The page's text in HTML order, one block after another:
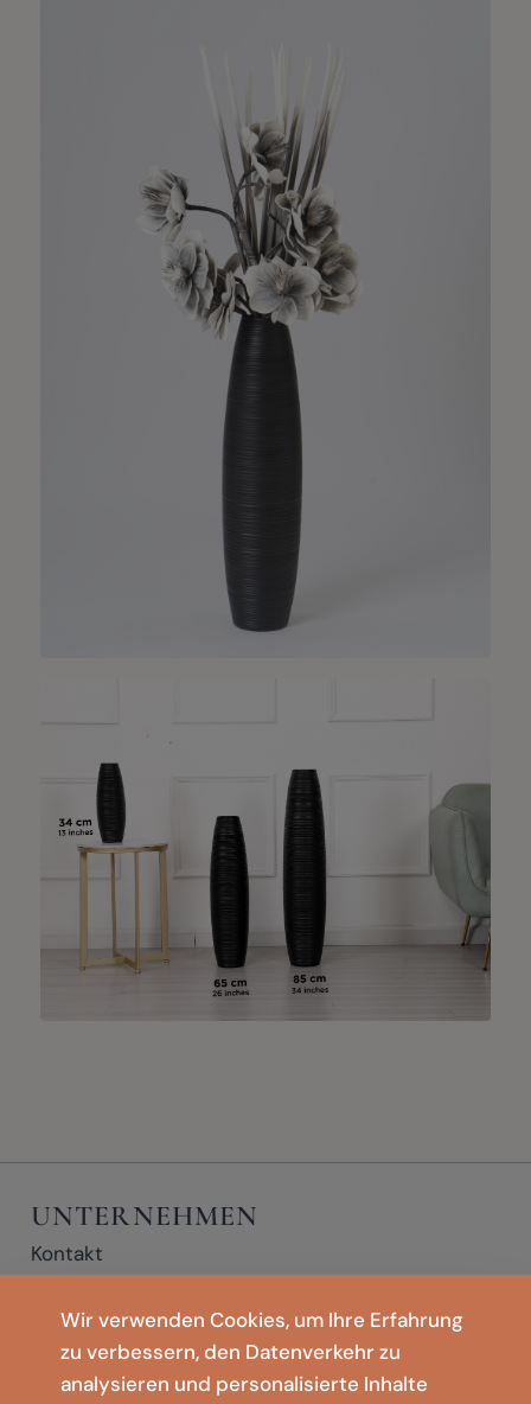
Wir verwenden Cookies, um Ihre Erfahrung
zu verbessern, den Datenverkehr zu
analysieren und personalisierte Inhalte
UNTERNEHMEN
Kontakt
Datenschutzerklärung
Impressum
Nutzungsbedingungen
SHOP 🇩🇪Deutschland